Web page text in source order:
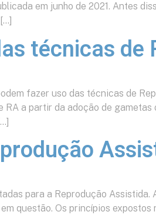
em junho de 2021. Antes
técnicas de
fazer uso das técnicas de
a partir da adoção de
para a Reprodução Assistida.
questão. Os princípios